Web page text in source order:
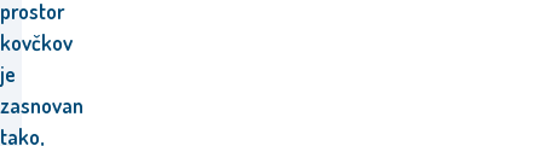
prostor
kovčkov
je
zasnovan
tako,